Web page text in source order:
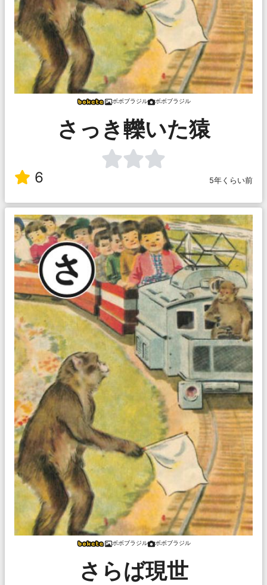
ボボブラジル ボボブラジル
さっき轢いた猿
6 5年くらい前
ボボブラジル ボボブラジル
さらば現世